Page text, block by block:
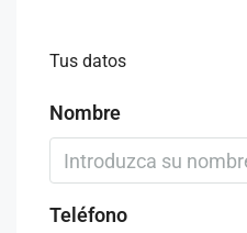
Tus datos
Nombre
Teléfono